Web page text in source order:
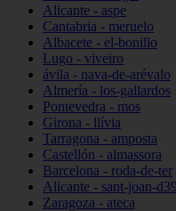
Alicante - aspe
Cantabria - meruelo
Albacete - el-bonillo
Lugo - viveiro
ávila - nava-de-arévalo
Almería - los-gallardos
Pontevedra - mos
Girona - llívia
Tarragona - amposta
Castellón - almassora
Barcelona - roda-de-ter
Alicante - sant-joan-
Zaragoza - ateca